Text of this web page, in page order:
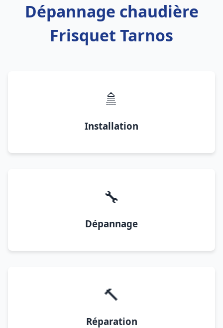
Dépannage chaudière
Frisquet Tarnos
🚿
Installation
🔧
Dépannage
🔨
Réparation